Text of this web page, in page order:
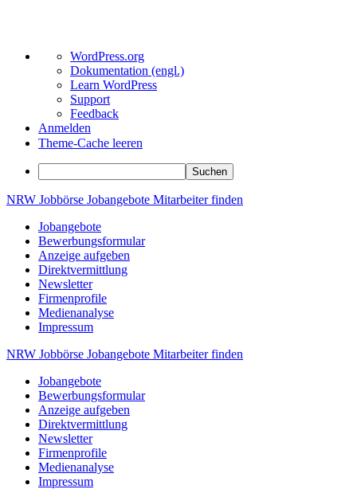
Über
WordPress
WordPress.org
Dokumentation (engl.)
Learn WordPress
Support
Feedback
Anmelden
Theme-Cache leeren
Suchen
Zum
springen
NRW Jobbörse Jobangebote Mitarbeiterfinden
Jobangebote
Bewerbungsformular
Anzeige aufgeben
Direktvermittlung
Newsletter
Firmenprofile
Medienanalyse
Impressum
NRW Jobbörse Jobangebote Mitarbeiterfinden
Jobangebote
Bewerbungsformular
Anzeige aufgeben
Direktvermittlung
Newsletter
Firmenprofile
Medienanalyse
Impressum